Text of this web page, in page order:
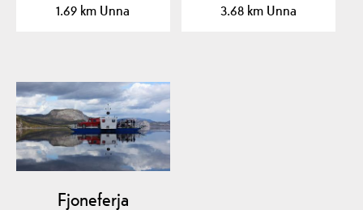
båttrafikken…
1.69 km Unna
av…
3.68 km Unna
Fjoneferja